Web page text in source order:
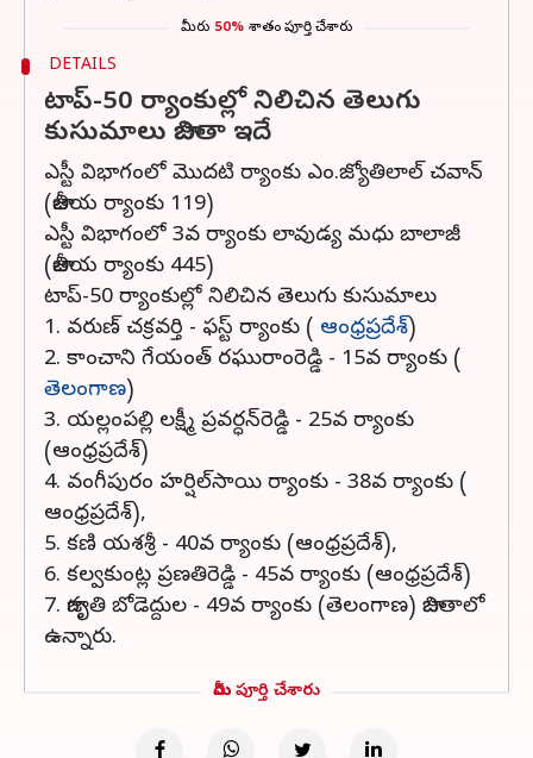
మీరు 50% శాతం పూర్తి చేశారు
DETAILS
టాప్‌-50 ర్యాంకుల్లో నిలిచిన తెలుగు
కుసుమాలు జాబితా ఇదే
ఎస్టీ విభాగంలో మొదటి ర్యాంకు ఎం.జ్యోతిలాల్‌ చవాన్‌
(జాతీయ ర్యాంకు 119)
ఎస్టీ విభాగంలో 3వ ర్యాంకు లావుడ్య మధు బాలాజీ
(జాతీయ ర్యాంకు 445)
టాప్‌-50 ర్యాంకుల్లో నిలిచిన తెలుగు కుసుమాలు
1. వరుణ్‌ చక్రవర్తి - ఫస్ట్ ర్యాంకు ( ఆంధ్రప్రదేశ్‌)
2. కాంచాని గేయంత్‌ రఘురాంరెడ్డి - 15వ ర్యాంకు (
తెలంగాణ)
3. యల్లంపల్లి లక్ష్మీ ప్రవర్ధన్‌రెడ్డి - 25వ ర్యాంకు
(ఆంధ్రప్రదేశ్‌)
4. వంగీపురం హర్షిల్‌సాయి ర్యాంకు - 38వ ర్యాంకు (
ఆంధ్రప్రదేశ్‌),
5. కణి యశశ్రీ - 40వ ర్యాంకు (ఆంధ్రప్రదేశ్‌),
6. కల్వకుంట్ల ప్రణతిరెడ్డి - 45వ ర్యాంకు (ఆంధ్రప్రదేశ్‌)
7. జాగృతి బోడెద్దుల - 49వ ర్యాంకు (తెలంగాణ) జాబితాలో
ఉన్నారు.
మీరు పూర్తి చేశారు